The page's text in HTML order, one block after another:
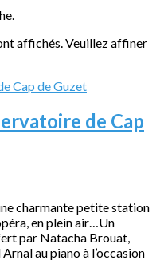
affichés. Veuillez affiner
de Cap
charmante petite station
en plein air…Un
par Natacha Brouat,
au piano à l’occasion